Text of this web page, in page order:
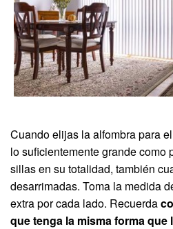
Cuando elijas la alfombra para
lo suficientemente grande como
sillas en su totalidad, también
desarrimadas. Toma la medida
extra por cada lado. Recuerda
que tenga la misma forma que